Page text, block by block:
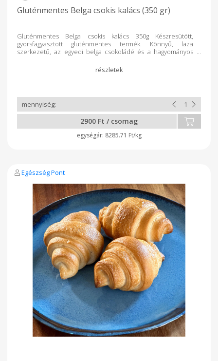
Gluténmentes Belga csokis kalács (350 gr)
Gluténmentes Belga csokis kalács 350g Készresütött,
gyorsfagyasztott gluténmentes termék. Könnyű, laza
szerkezetű, az egyedi belga csokoládé és a hagyományos
(gluténmentes búzakeményítő, kukoricakeményítő, dextróz,
növényi rost: psyllyum és inulin, sűrítőanyag: E412 és E 464,
szójalecitin E322, természetes vaníliaaroma) teljes tojáslé,
élesztő, só. Tartalmaz tojást és szóját! Nyomokban
tartalmazhat tejet! Gyártó: Pécsi Pékinas Manufaktúra Kft. -
2900 Ft / csomag
8285.71 Ft/kg
Egészség Pont